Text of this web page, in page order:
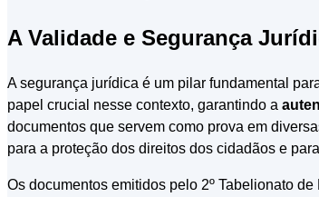
A Validade e Segurança
A segurança jurídica é um pilar fundamental
papel crucial nesse contexto, garantindo a
documentos que servem como prova em
para a proteção dos direitos dos cidadãos e
Os documentos emitidos pelo 2º Tabelionato